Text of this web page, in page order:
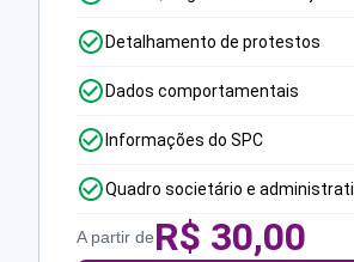
Detalhamento de protestos
Dados comportamentais
Informações do SPC
Quadro societário e
A partir deR$ 30,00